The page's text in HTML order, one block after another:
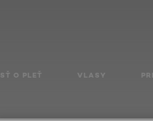
O PLEŤ VLASY